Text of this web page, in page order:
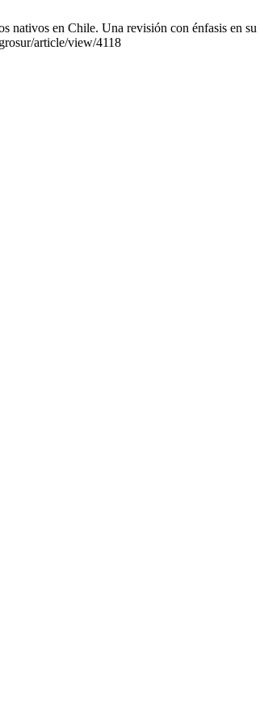
nativos en Chile. Una revisión con énfasis en
article/view/4118